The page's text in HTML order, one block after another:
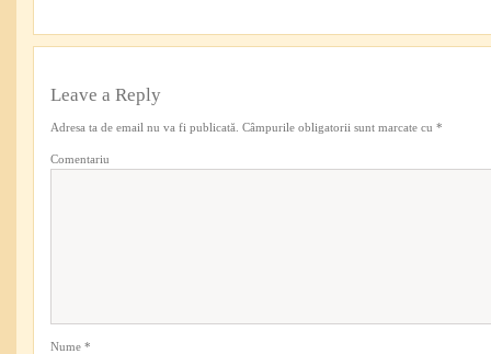
Leave a Reply
Adresa ta de email nu va fi publicată. Câmpurile obligatorii sunt marcate cu *
Comentariu
Nume *